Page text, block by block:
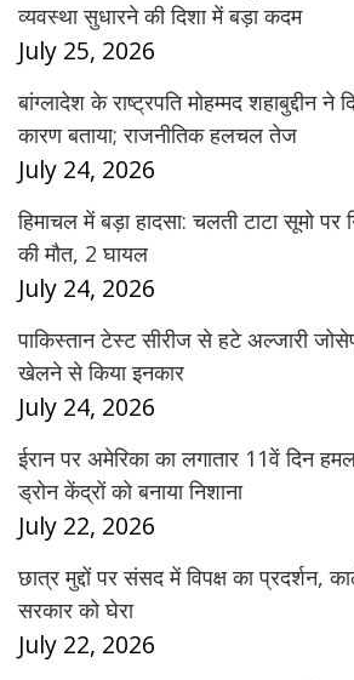
व्यवस्था सुधारने की दिशा में बड़ा कदम
July 25, 2026
बांग्लादेश के राष्ट्रपति मोहम्मद शहाबुद्दीन ने
कारण बताया; राजनीतिक हलचल तेज
July 24, 2026
हिमाचल में बड़ा हादसा: चलती टाटा सूमो पर
की मौत, 2 घायल
July 24, 2026
पाकिस्तान टेस्ट सीरीज से हटे अल्जारी
खेलने से किया इनकार
July 24, 2026
ईरान पर अमेरिका का लगातार 11वें दिन
ड्रोन केंद्रों को बनाया निशाना
July 22, 2026
छात्र मुद्दों पर संसद में विपक्ष का प्रदर्शन,
सरकार को घेरा
July 22, 2026